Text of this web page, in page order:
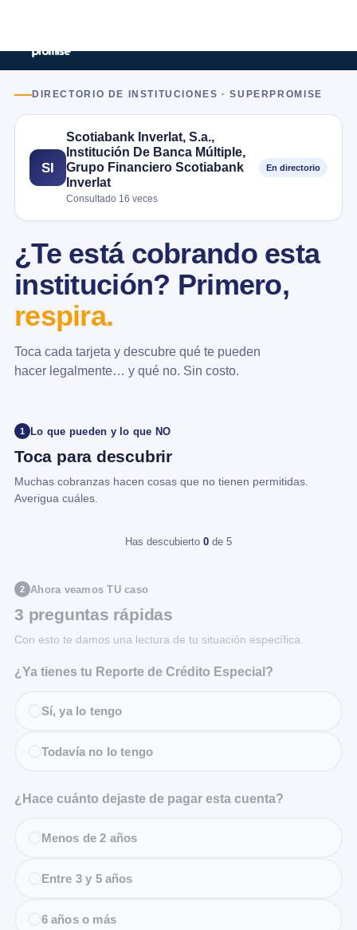
DIRECTORIO DE INSTITUCIONES · SUPERPROMISE
SI
Scotiabank Inverlat, S.a.,
Institución De Banca Múltiple,
Grupo Financiero Scotiabank
Inverlat
Consultado 16 veces
En directorio
¿Te está cobrando esta
institución? Primero,
respira.
Toca cada tarjeta y descubre qué te pueden
hacer legalmente… y qué no. Sin costo.
1 Lo que pueden y lo que NO
Toca para descubrir
Muchas cobranzas hacen cosas que no tienen permitidas.
Averigua cuáles.
Has descubierto 0 de 5
2 Ahora veamos TU caso
3 preguntas rápidas
Con esto te damos una lectura de tu situación específica.
¿Ya tienes tu Reporte de Crédito Especial?
Sí, ya lo tengo
Todavía no lo tengo
¿Hace cuánto dejaste de pagar esta cuenta?
Menos de 2 años
Entre 3 y 5 años
6 años o más